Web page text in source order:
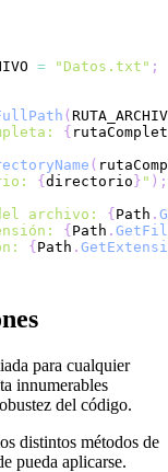
= "Datos.txt" ;
(
{
(
{ directorio } " ) ;
archivo: { Path .
{ Path .
{ Path .
para cualquier
innumerables
del código.
distintos métodos de
pueda aplicarse.